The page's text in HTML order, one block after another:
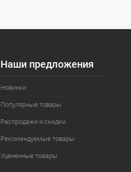
Наши предложения
Новинки
Популярные товары
Распродажи и скидки
Рекомендуемые товары
Уцененные товары